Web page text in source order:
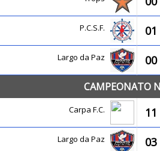
P.C.S.F. 01
Largo da Paz 00
CAMPEONATO
Carpa F.C. 11
Largo da Paz 03